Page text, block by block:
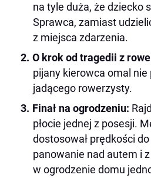
na tyle duża, że dziecko
Sprawca, zamiast
z miejsca zdarzenia.
O krok od tragedii z
pijany kierowca omal nie
jadącego rowerzysty.
Finał na ogrodzeniu:
płocie jednej z posesji.
dostosował prędkości
panowanie nad autem i
w ogrodzenie domu